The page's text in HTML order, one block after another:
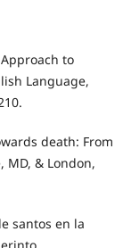
to
Language,
death: From
& London,
santos en la